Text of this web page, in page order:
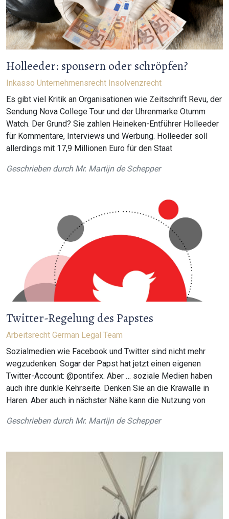
Holleeder: sponsern oder schröpfen?
Inkasso Unternehmensrecht Insolvenzrecht
Es gibt viel Kritik an Organisationen wie Zeitschrift Revu, der
Sendung Nova College Tour und der Uhrenmarke Otumm
Watch. Der Grund? Sie zahlen Heineken-Entführer Holleeder
für Kommentare, Interviews und Werbung. Holleeder soll
allerdings mit 17,9 Millionen Euro für den Staat
Geschrieben durch Mr. Martijn de Schepper
Twitter-Regelung des Papstes
Arbeitsrecht German Legal Team
Sozialmedien wie Facebook und Twitter sind nicht mehr
wegzudenken. Sogar der Papst hat jetzt einen eigenen
Twitter-Account: @pontifex. Aber … soziale Medien haben
auch ihre dunkle Kehrseite. Denken Sie an die Krawalle in
Haren. Aber auch in nächster Nähe kann die Nutzung von
Geschrieben durch Mr. Martijn de Schepper